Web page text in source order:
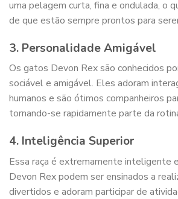
uma pelagem curta, fina e ondulada, o
de que estão sempre prontos para
3. Personalidade Amigável
Os gatos Devon Rex são conhecidos
sociável e amigável. Eles adoram
humanos e são ótimos companheiros
tornando-se rapidamente parte da
4. Inteligência Superior
Essa raça é extremamente inteligente
Devon Rex podem ser ensinados a
divertidos e adoram participar de